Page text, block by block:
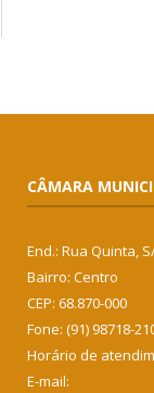
CÂMARA
End.: Rua Quinta,
Bairro: Centro
CEP: 68.870-000
Fone: (91) 98718-
Horário de
E-mail: